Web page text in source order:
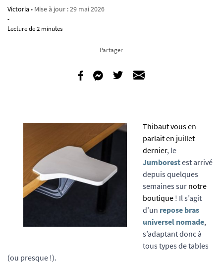
Victoria • Mise à jour :29 mai 2026
-
Lecture de 2 minutes
Partager
Thibaut vous en
parlait en juillet
dernier, le
Jumborestest arrivé
depuis quelques
semaines sur notre
boutique ! Il s’agit
d’un repose bras
universel nomade,
s’adaptant donc à
tous types de tables
(ou presque !).